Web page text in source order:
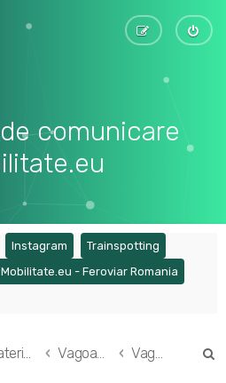
comunicare
a new tab)
Instagram (Opens a new tab)
Trainspotting
a new tab)
Mobilitate.eu - Feroviar Romania
Materialul rulant feroviar din România Vagoane de marfă Vagoane seria G